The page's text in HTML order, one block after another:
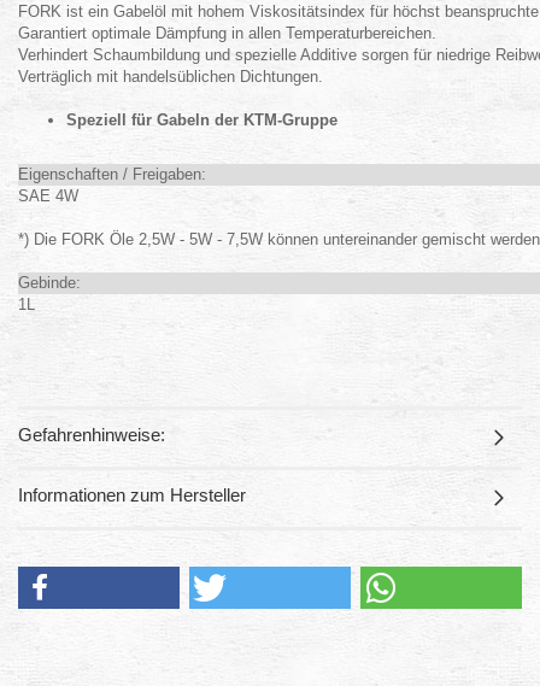
FORK ist ein Gabelöl mit hohem Viskositätsindex für höchst
Garantiert optimale Dämpfung in allen Temperaturbereichen.
Verhindert Schaumbildung und spezielle Additive sorgen für niedrige
Verträglich mit handelsüblichen Dichtungen.
Speziell für Gabeln der KTM-Gruppe
Eigenschaften / Freigaben:
SAE 4W
*) Die FORK Öle 2,5W - 5W - 7,5W können untereinander gemischt
Gebinde:
1L
Gefahrenhinweise:
Informationen zum Hersteller